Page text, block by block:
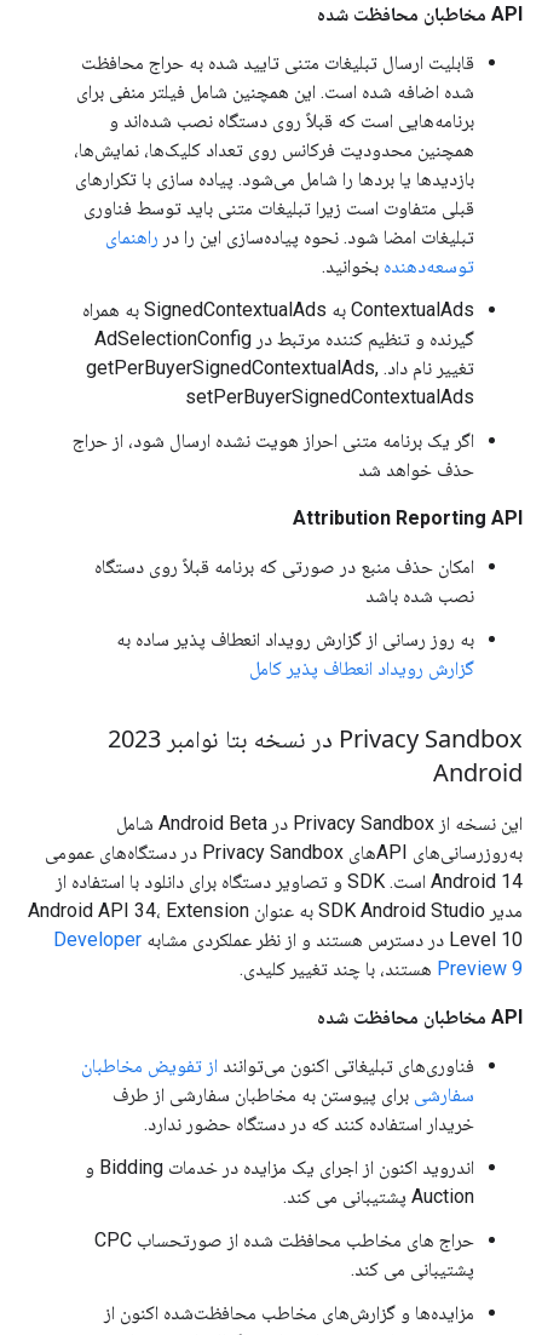
API مخاطبان محافظت شده
قابلیت ارسال تبلیغات متنی تایید شده به حراج محافظت
شده اضافه شده است. این همچنین شامل فیلتر منفی برای
برنامه‌هایی است که قبلاً روی دستگاه نصب شده‌اند و
همچنین محدودیت فرکانس روی تعداد کلیک‌ها، نمایش‌ها،
بازدیدها یا بردها را شامل می‌شود. پیاده سازی با تکرارهای
قبلی متفاوت است زیرا تبلیغات متنی باید توسط فناوری
تبلیغات امضا شود. نحوه پیاده‌سازی این را در راهنمای
توسعه‌دهنده بخوانید.
ContextualAds به SignedContextualAds به همراه
گیرنده و تنظیم کننده مرتبط در AdSelectionConfig
تغییر نام داد. getPerBuyerSignedContextualAds,
setPerBuyerSignedContextualAds
اگر یک برنامه متنی احراز هویت نشده ارسال شود، از حراج
حذف خواهد شد
Attribution Reporting API
امکان حذف منبع در صورتی که برنامه قبلاً روی دستگاه
نصب شده باشد
به روز رسانی از گزارش رویداد انعطاف پذیر ساده به
گزارش رویداد انعطاف پذیر کامل
Privacy Sandbox در نسخه بتا نوامبر 2023
Android
این نسخه از Privacy Sandbox در Android Beta شامل
به‌روزرسانی‌های APIهای Privacy Sandbox در دستگاه‌های عمومی
Android 14 است. SDK و تصاویر دستگاه برای دانلود با استفاده از
مدیر SDK Android Studio به عنوان Android API 34، Extension
Level 10 در دسترس هستند و از نظر عملکردی مشابه
Developer
Preview 9 هستند، با چند تغییر کلیدی.
API مخاطبان محافظت شده
فناوری‌های تبلیغاتی اکنون می‌توانند از تفویض مخاطبان
سفارشی برای پیوستن به مخاطبان سفارشی از طرف
خریدار استفاده کنند که در دستگاه حضور ندارد.
اندروید اکنون از اجرای یک مزایده در خدمات Bidding و
Auction پشتیبانی می کند.
حراج های مخاطب محافظت شده از صورتحساب CPC
پشتیبانی می کند.
مزایده‌ها و گزارش‌های مخاطب محافظت‌شده اکنون از